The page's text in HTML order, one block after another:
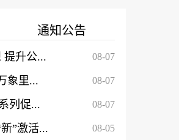
通知公告
提升公... 08-07
象里... 08-07
列促... 08-07
”激活... 08-05